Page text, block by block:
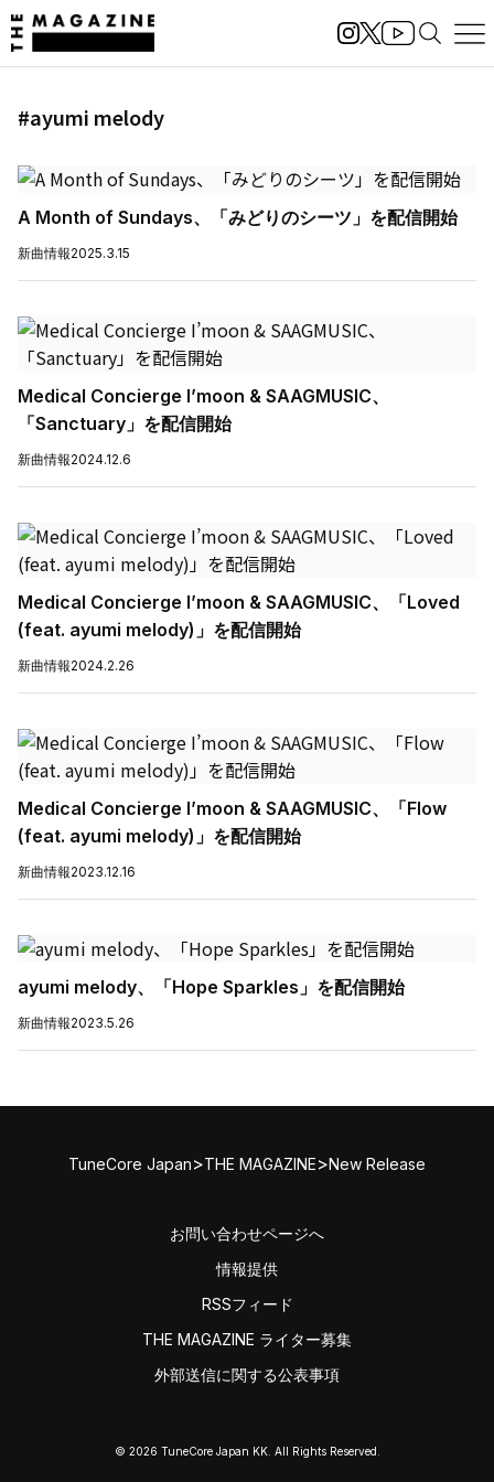
#ayumi melody
A Month of Sundays、「みどりのシーツ」を配信開始
新曲情報2025.3.15
Medical Concierge I’moon & SAAGMUSIC、
「Sanctuary」を配信開始
新曲情報2024.12.6
Medical Concierge I’moon & SAAGMUSIC、「Loved
(feat. ayumi melody)」を配信開始
新曲情報2024.2.26
Medical Concierge I’moon & SAAGMUSIC、「Flow
(feat. ayumi melody)」を配信開始
新曲情報2023.12.16
ayumi melody、「Hope Sparkles」を配信開始
新曲情報2023.5.26
TuneCore Japan>THE MAGAZINE>New Release
お問い合わせページへ
情報提供
RSSフィード
THE MAGAZINE ライター募集
外部送信に関する公表事項
© 2026 TuneCore Japan KK. All Rights Reserved.